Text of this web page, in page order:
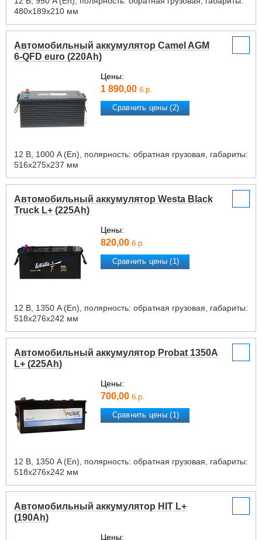
480х189х210 мм
Автомобильный аккумулятор Camel AGM
6-QFD euro (220Ah)
Цены:
1 890,00 б.р.
Сравнить цены (2)
12 В, 1000 A (En), полярность: обратная грузовая, габариты:
516х275х237 мм
Автомобильный аккумулятор Westa Black
Truck L+ (225Ah)
Цены:
820,00 б.р.
Сравнить цены (1)
12 В, 1350 A (En), полярность: обратная грузовая, габариты:
518х276х242 мм
Автомобильный аккумулятор Probat 1350A
L+ (225Ah)
Цены:
700,00 б.р.
Сравнить цены (1)
12 В, 1350 A (En), полярность: обратная грузовая, габариты:
518х276х242 мм
Автомобильный аккумулятор HIT L+
(190Ah)
Цены: